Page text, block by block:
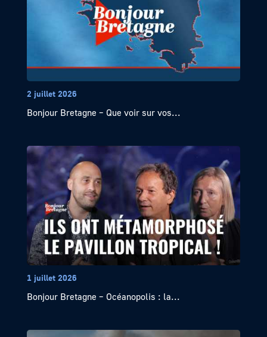
2 juillet 2026
Bonjour Bretagne – Que voir sur vos...
1 juillet 2026
Bonjour Bretagne – Océanopolis : la...